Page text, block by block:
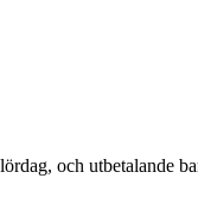
och utbetalande